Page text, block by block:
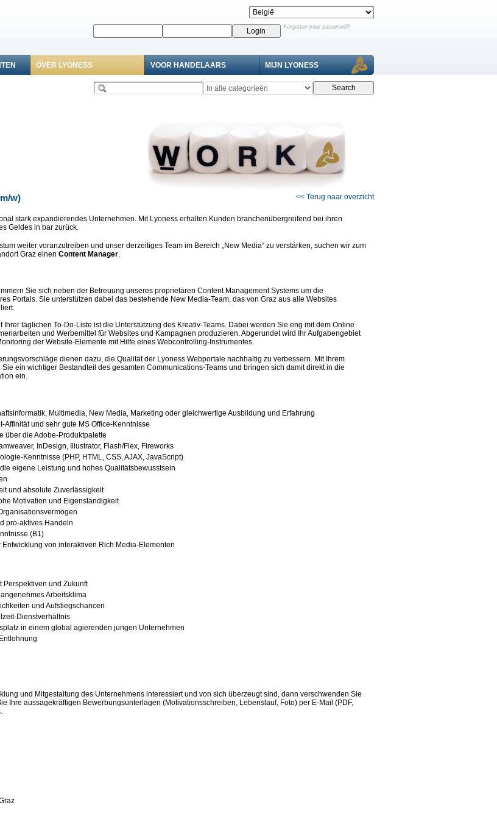
Forgotten your password?
OVER LYONESS VOOR HANDELAARS MIJN LYONESS
w) << Terug naar overzicht
stark expandierendes Unternehmen. Mit Lyoness erhalten Kunden branchenübergreifend bei ihren
Geldes in bar zurück.
weiter voranzutreiben und unser derzeitiges Team im Bereich „New Media“ zu verstärken, suchen wir zum
Graz einen Content Manager.
Sie sich neben der Betreuung unseres proprietären Content Management Systems um die
Portals. Sie unterstützen dabei das bestehende New Media-Team, das von Graz aus alle Websites
Ihrer täglichen To-Do-Liste ist die Unterstützung des Kreativ-Teams. Dabei werden Sie eng mit dem Online
und Werbemittel für Websites und Kampagnen produzieren. Abgerundet wird Ihr Aufgabengebiet
der Website-Elemente mit Hilfe eines Webcontrolling-Instrumentes.
dienen dazu, die Qualität der Lyoness Webportale nachhaltig zu verbessern. Mit Ihrem
ein wichtiger Bestandteil des gesamten Communications-Teams und bringen sich damit direkt in die
ein.
Multimedia, New Media, Marketing oder gleichwertige Ausbildung und Erfahrung
Affinität und sehr gute MS Office-Kenntnisse
über die Adobe-Produktpalette
InDesign, Illustrator, Flash/Flex, Fireworks
Kenntnisse (PHP, HTML, CSS, AJAX, JavaScript)
eigene Leistung und hohes Qualitätsbewusstsein
und absolute Zuverlässigkeit
Motivation und Eigenständigkeit
pro-aktives Handeln
(B1)
Entwicklung von interaktiven Rich Media-Elementen
Perspektiven und Zukunft
Arbeitsklima
und Aufstiegschancen
Dienstverhältnis
in einem global agierenden jungen Unternehmen
und Mitgestaltung des Unternehmens interessiert und von sich überzeugt sind, dann verschwenden Sie
Ihre aussagekräftigen Bewerbungsunterlagen (Motivationsschreiben, Lebenslauf, Foto) per E-Mail (PDF,